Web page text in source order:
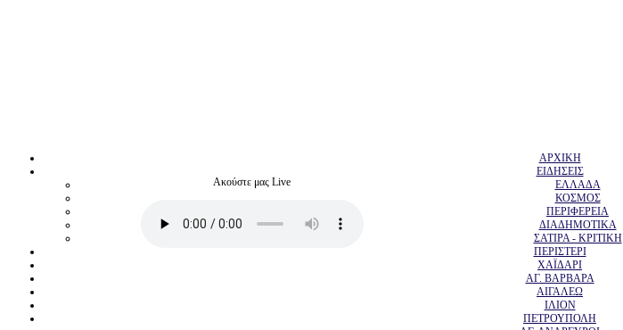
Ακούστε μας Live
ΑΡΧΙΚΗ
ΕΙΔΗΣΕΙΣ
ΕΛΛΑΔΑ
ΚΟΣΜΟΣ
ΠΕΡΙΦΕΡΕΙΑ
ΔΙΑΔΗΜΟΤΙΚΑ
ΣΑΤΙΡΑ - ΚΡΙΤΙΚΗ
ΠΕΡΙΣΤΕΡΙ
ΧΑΪΔΑΡΙ
ΑΓ. ΒΑΡΒΑΡΑ
ΑΙΓΑΛΕΩ
ΙΛΙΟΝ
ΠΕΤΡΟΥΠΟΛΗ